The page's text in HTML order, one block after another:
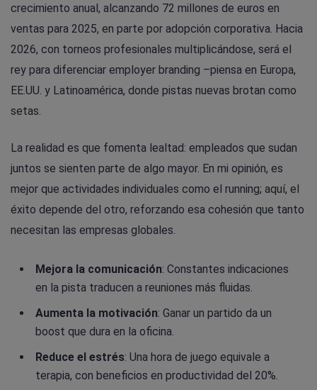
crecimiento anual, alcanzando 72 millones de euros en
ventas para 2025, en parte por adopción corporativa. Hacia
2026, con torneos profesionales multiplicándose, será el
rey para diferenciar employer branding –piensa en Europa,
EE.UU. y Latinoamérica, donde pistas nuevas brotan como
setas.
La realidad es que fomenta lealtad: empleados que sudan
juntos se sienten parte de algo mayor. En mi opinión, es
mejor que actividades individuales como el running; aquí, el
éxito depende del otro, reforzando esa cohesión que tanto
necesitan las empresas globales.
Mejora la comunicación: Constantes indicaciones
en la pista traducen a reuniones más fluidas.
Aumenta la motivación: Ganar un partido da un
boost que dura en la oficina.
Reduce el estrés: Una hora de juego equivale a
terapia, con beneficios en productividad del 20%.